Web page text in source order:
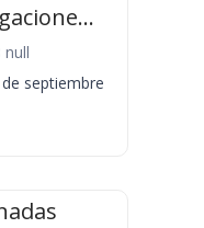
null
septiembre